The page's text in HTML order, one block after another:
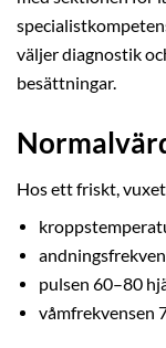
väljer diagnostik
besättningar.
Hos ett friskt,
pulsen 60–80
våmfrekvensen